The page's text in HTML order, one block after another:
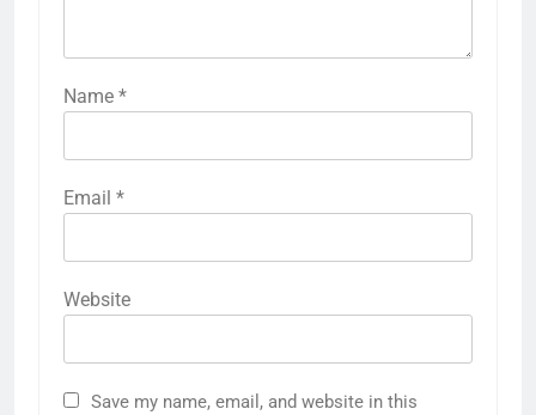
Name *
Email *
Website
Save my name, email, and website in this